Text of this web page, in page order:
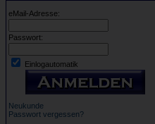
eMail-Adresse:
Passwort:
Einlogautomatik
Neukunde
Passwort vergessen?